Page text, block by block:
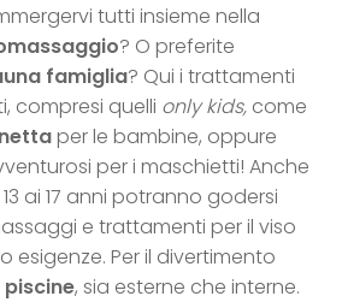
tutti insieme nella
? O preferite
famiglia? Qui i trattamenti
compresi quelli only kids, come
per le bambine, oppure
per i maschietti! Anche
ai 17 anni potranno godersi
e trattamenti per il viso
esigenze. Per il divertimento
piscine, sia esterne che interne.